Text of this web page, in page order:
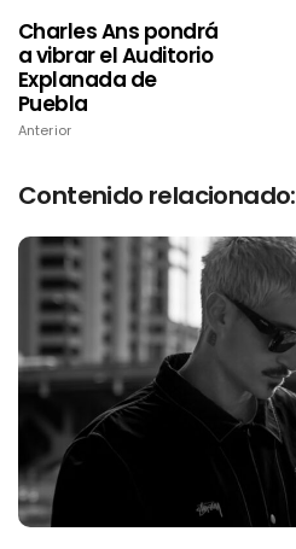
Charles Ans pondrá
a vibrar el Auditorio
Explanada de
Puebla
Anterior
Contenido relacionado: